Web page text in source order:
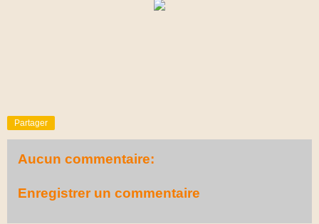
Partager
Aucun commentaire:
Enregistrer un commentaire